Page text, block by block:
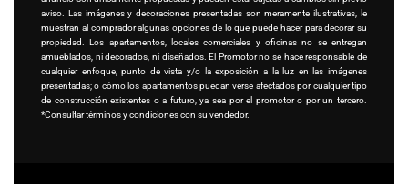
aviso. Las imágenes y decoraciones presentadas son meramente ilustrativas, le
muestran al comprador algunas opciones de lo que puede hacer para decorar su
propiedad. Los apartamentos, locales comerciales y oficinas no se entregan
amueblados, ni decorados, ni diseñados. El Promotor no se hace responsable de
cualquier enfoque, punto de vista y/o la exposición a la luz en las imágenes
presentadas; o cómo los apartamentos puedan verse afectados por cualquier tipo
de construcción existentes o a futuro, ya sea por el promotor o por un tercero.
*Consultar términos y condiciones con su vendedor.